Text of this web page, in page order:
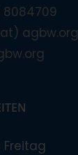
8084709
agbw.org
Freitag